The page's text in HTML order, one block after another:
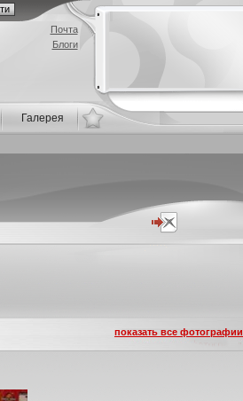
Почта
Блоги
Галерея
показать все фотографии